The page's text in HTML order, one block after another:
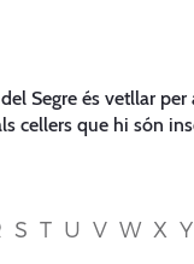
Segre és vetllar
cellers que hi són
S T U V W X Y